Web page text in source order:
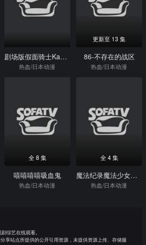
剧场版假面骑士KabutoGODSPEEDLOVE
热血/日本动漫
更新至 13 集
86-不存在的战区
热血/日本动漫
全 8 集
嘻嘻嘻嘻吸血鬼
热血/日本动漫
全 4 集
魔法纪录魔法少女小圆外传FinalSEASON-浅梦的黎明-（第3期）
热血/日本动漫
综艺在线观看。
享站点所提供的公开引用资源，未提供资源上传、存储服